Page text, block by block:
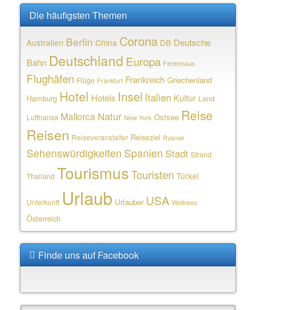
Die häufigsten Themen
Australien Berlin China Corona DB Deutsche
Bahn Deutschland Europa Ferienhaus
Flughäfen Flüge Frankfurt Frankreich Griechenland
Hamburg Hotel Hotels Insel Italien Kultur Land
Lufthansa Mallorca Natur New York Ostsee Reise
Reisen Reiseveranstalter Reiseziel Ryanair
Sehenswürdigkeiten Spanien Stadt Strand
Thailand Tourismus Touristen Türkei
Unterkunft Urlaub Urlauber USA Wellness
Österreich
Finde uns auf Facebook